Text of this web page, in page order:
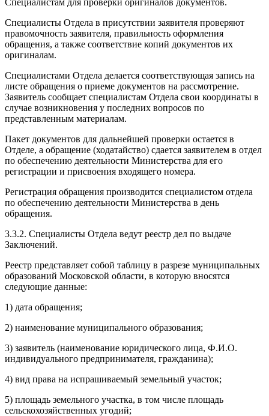
Специалисты Отдела в присутствии заявителя проверяют
правомочность заявителя, правильность оформления
обращения, а также соответствие копий документов их
оригиналам.
Специалистами Отдела делается соответствующая запись на
листе обращения о приеме документов на рассмотрение.
Заявитель сообщает специалистам Отдела свои координаты в
случае возникновения у последних вопросов по
представленным материалам.
Пакет документов для дальнейшей проверки остается в
Отделе, а обращение (ходатайство) сдается заявителем в отдел
по обеспечению деятельности Министерства для его
регистрации и присвоения входящего номера.
Регистрация обращения производится специалистом отдела
по обеспечению деятельности Министерства в день
обращения.
3.3.2. Специалисты Отдела ведут реестр дел по выдаче
Заключений.
Реестр представляет собой таблицу в разрезе муниципальных
образований Московской области, в которую вносятся
следующие данные:
1) дата обращения;
2) наименование муниципального образования;
3) заявитель (наименование юридического лица, Ф.И.О.
индивидуального предпринимателя, гражданина);
4) вид права на испрашиваемый земельный участок;
5) площадь земельного участка, в том числе площадь
сельскохозяйственных угодий;